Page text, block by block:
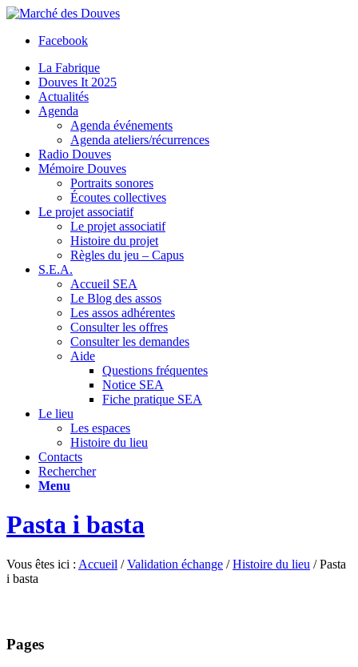
Facebook
La Fabrique
Douves It 2025
Actualités
Agenda
Agenda événements
Agenda ateliers/récurrences
Radio Douves
Mémoire Douves
Portraits sonores
Écoutes collectives
Le projet associatif
Le projet associatif
Histoire du projet
Règles du jeu – Capus
S.E.A.
Accueil SEA
Le Blog des assos
Les assos adhérentes
Consulter les offres
Consulter les demandes
Aide
Questions fréquentes
Notice SEA
Fiche pratique SEA
Le lieu
Les espaces
Histoire du lieu
Contacts
Rechercher
Menu
Pasta i basta
Vous êtes ici : Accueil / Validation échange / Histoire du lieu / Pasta
i basta
Pages